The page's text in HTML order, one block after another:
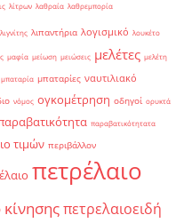
λίτρων λαθραία λαθρεμπορία
λιγνίτης λιπαντήρια λογισμικό λουκέτο
μαφία μείωση μειώσεις μελέτες μελέτη
μπαταρία μπαταρίες ναυτιλιακό
νόμος ογκομέτρηση οδηγοί ορυκτά
παραβατικότητατα
τιμών περιβάλλον
πετρέλαιο
πετρελαιοειδή